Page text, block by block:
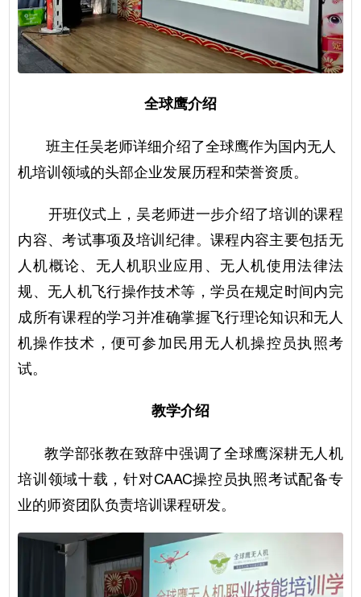
全球鹰介绍
班主任吴老师详细介绍了全球鹰作为国内无人
机培训领域的头部企业发展历程和荣誉资质。
开班仪式上，吴老师进一步介绍了培训的课程
内容、考试事项及培训纪律。课程内容主要包括无
人机概论、无人机职业应用、无人机使用法律法
规、无人机飞行操作技术等，学员在规定时间内完
成所有课程的学习并准确掌握飞行理论知识和无人
机操作技术，便可参加民用无人机操控员执照考
试。
教学介绍
教学部张教在致辞中强调了全球鹰深耕无人机
培训领域十载，针对CAAC操控员执照考试配备专
业的师资团队负责培训课程研发。